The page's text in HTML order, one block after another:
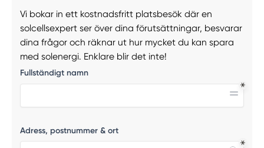
Vi bokar in ett kostnadsfritt platsbesök där en
solcellsexpert ser över dina förutsättningar, besvarar
dina frågor och räknar ut hur mycket du kan spara
med solenergi. Enklare blir det inte!
Fullständigt namn
Adress, postnummer & ort